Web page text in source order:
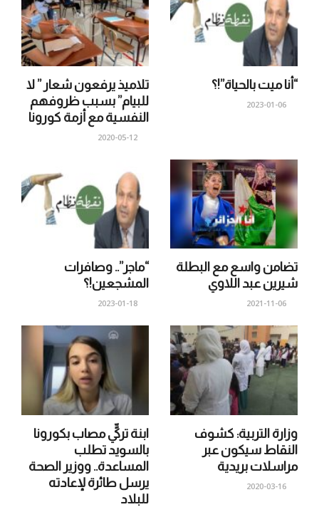
تلاميذ يرفعون شعار ” لا
للبيام” بسبب ظروفهم
النفسية مع أزمة كورونا
2020-05-12
“أنا ميت بالحياة”!؟
2023-01-06
“ماجر”.. وصافرات
المشجعين!؟
2023-01-18
تضامن واسع مع البطلة
شيرين عبد اللاوي
2021-11-06
ابنة تركيٍّ مصاب بكورونا
بالسويد تطلب
المساعدة.. ووزير الصحة
يرسل طائرة لإعادته
للبلاد
وزارة التربية: كشوف
النقاط سيكون عبر
مراسلات بريدية
2020-03-16